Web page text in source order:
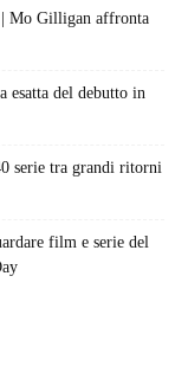
Mo Gilligan affronta
esatta del debutto in
serie tra grandi ritorni
film e serie del